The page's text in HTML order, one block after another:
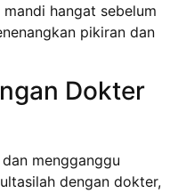
hangat sebelum
pikiran dan
Dokter
mengganggu
dengan dokter,